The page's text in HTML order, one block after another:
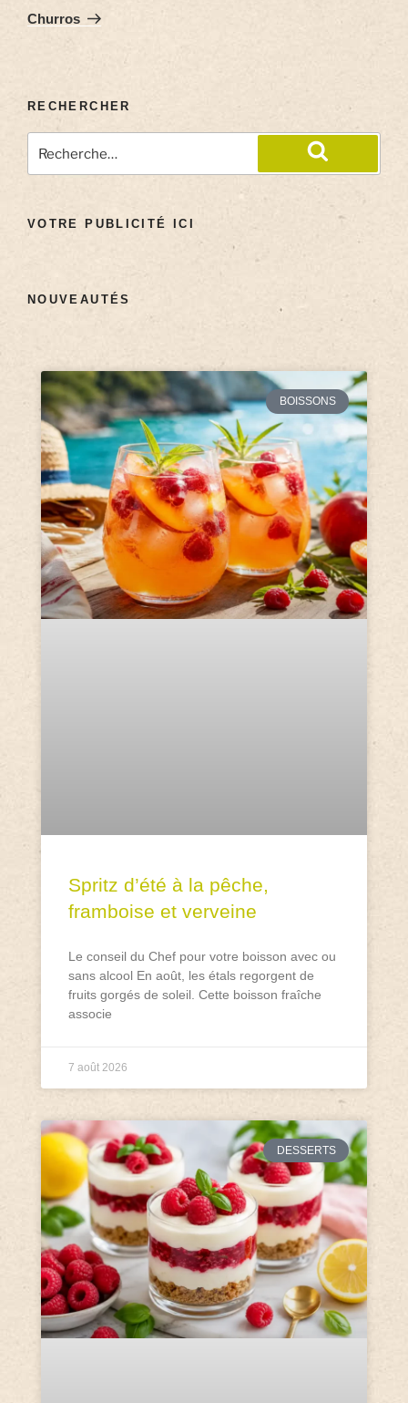
Churros
RECHERCHER
VOTRE PUBLICITÉ ICI
NOUVEAUTÉS
BOISSONS
Spritz d’été à la pêche,
framboise et verveine
Le conseil du Chef pour votre boisson avec ou
sans alcool En août, les étals regorgent de
fruits gorgés de soleil. Cette boisson fraîche
associe
7 août 2026
DESSERTS